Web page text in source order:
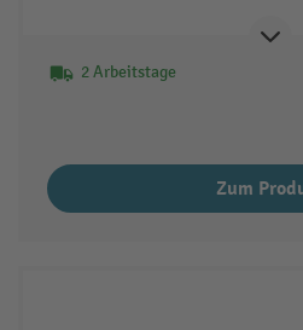
2 Arbeitstage
Zum